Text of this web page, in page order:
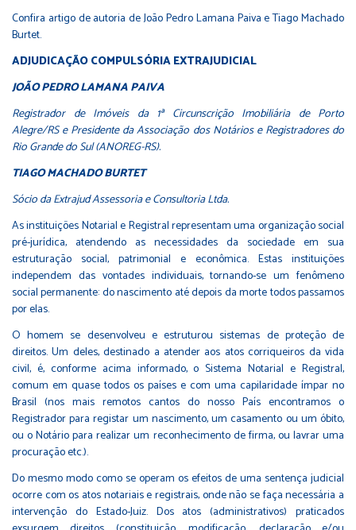
Confira artigo de autoria de João Pedro Lamana Paiva e Tiago Machado
Burtet.
ADJUDICAÇÃO COMPULSÓRIA EXTRAJUDICIAL
JOÃO PEDRO LAMANA PAIVA
Registrador de Imóveis da 1ª Circunscrição Imobiliária de Porto
Alegre/RS e Presidente da Associação dos Notários e Registradores do
Rio Grande do Sul (ANOREG-RS).
TIAGO MACHADO BURTET
Sócio da Extrajud Assessoria e Consultoria Ltda.
As instituições Notarial e Registral representam uma organização social
pré-jurídica, atendendo as necessidades da sociedade em sua
estruturação social, patrimonial e econômica. Estas instituições
independem das vontades individuais, tornando-se um fenômeno
social permanente: do nascimento até depois da morte todos passamos
por elas.
O homem se desenvolveu e estruturou sistemas de proteção de
direitos. Um deles, destinado a atender aos atos corriqueiros da vida
civil, é, conforme acima informado, o Sistema Notarial e Registral,
comum em quase todos os países e com uma capilaridade ímpar no
Brasil (nos mais remotos cantos do nosso País encontramos o
Registrador para registar um nascimento, um casamento ou um óbito,
ou o Notário para realizar um reconhecimento de firma, ou lavrar uma
procuração etc.).
Do mesmo modo como se operam os efeitos de uma sentença judicial
ocorre com os atos notariais e registrais, onde não se faça necessária a
intervenção do Estado-Juiz. Dos atos (administrativos) praticados